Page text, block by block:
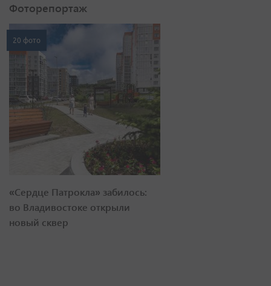
Фоторепортаж
20 фото
«Сердце Патрокла» забилось:
во Владивостоке открыли
новый сквер